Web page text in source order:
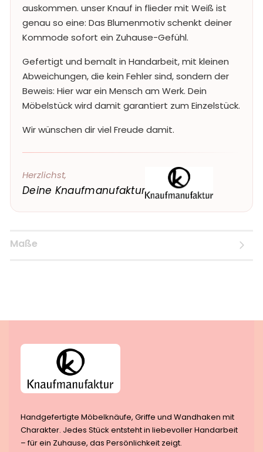
auskommen. unser Knauf in flieder mit Weiß ist
genau so eine: Das Blumenmotiv schenkt deiner
Kommode sofort ein Zuhause-Gefühl.
Gefertigt und bemalt in Handarbeit, mit kleinen
Abweichungen, die kein Fehler sind, sondern der
Beweis: Hier war ein Mensch am Werk. Dein
Möbelstück wird damit garantiert zum Einzelstück.
Wir wünschen dir viel Freude damit.
Herzlichst,
Deine Knaufmanufaktur
Maße
Handgefertigte Möbelknäufe, Griffe und Wandhaken mit
Charakter. Jedes Stück entsteht in liebevoller Handarbeit
– für ein Zuhause, das Persönlichkeit zeigt.